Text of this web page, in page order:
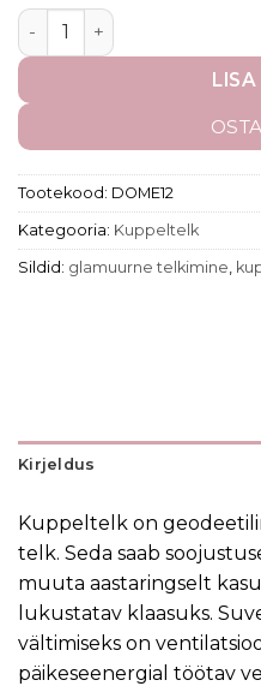
LISA
Tootekood: DOME12
Kategooria: Kuppeltelk
Sildid: glamuurne telkimine,
Kirjeldus
Kuppeltelk on
telk. Seda saab
muuta aastaringselt
lukustatav klaasuks.
vältimiseks on
päikeseenergial töötav